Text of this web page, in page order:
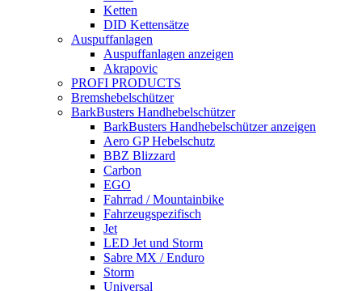
Ketten
DID Kettensätze
Auspuffanlagen
Auspuffanlagen anzeigen
Akrapovic
PROFI PRODUCTS
Bremshebelschützer
BarkBusters Handhebelschützer
BarkBusters Handhebelschützer anzeigen
Aero GP Hebelschutz
BBZ Blizzard
Carbon
EGO
Fahrrad / Mountainbike
Fahrzeugspezifisch
Jet
LED Jet und Storm
Sabre MX / Enduro
Storm
Universal